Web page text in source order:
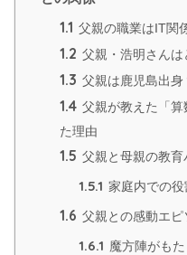
1.1 父親の職業はIT関
1.2 父親・浩明さんは
1.3 父親は鹿児島出
1.4 父親が教えた「算
た理由
1.5 父親と母親の教育
1.5.1 家庭内での
1.6 父親との感動エ
1.6.1 魔方陣がも